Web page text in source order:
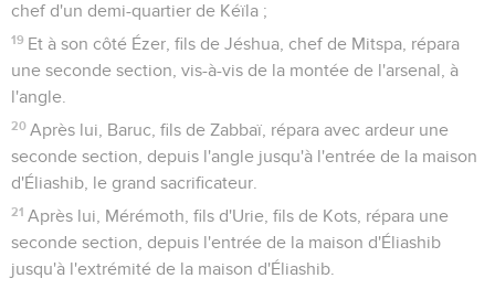
chef d'un demi-quartier de Kéïla ;
19 Et à son côté Ézer, fils de Jéshua, chef de Mitspa, répara
une seconde section, vis-à-vis de la montée de l'arsenal, à
l'angle.
20 Après lui, Baruc, fils de Zabbaï, répara avec ardeur une
seconde section, depuis l'angle jusqu'à l'entrée de la maison
d'Éliashib, le grand sacrificateur.
21 Après lui, Mérémoth, fils d'Urie, fils de Kots, répara une
seconde section, depuis l'entrée de la maison d'Éliashib
jusqu'à l'extrémité de la maison d'Éliashib.